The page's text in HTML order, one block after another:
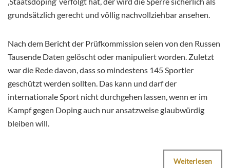
grundsätzlich gerecht und völlig nachvollziehbar ansehen.
Nach dem Bericht der Prüfkommission seien von den Russen
Tausende Daten gelöscht oder manipuliert worden. Zuletzt
war die Rede davon, dass so mindestens 145 Sportler
geschützt werden sollten. Das kann und darf der
internationale Sport nicht durchgehen lassen, wenn er im
Kampf gegen Doping auch nur ansatzweise glaubwürdig
bleiben will.
Weiterlesen